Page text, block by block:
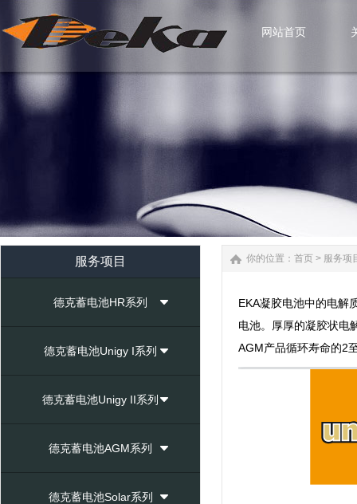
网站首页
服务项目
德克蓄电池HR系列
德克蓄电池Unigy I系列
德克蓄电池Unigy II系列
德克蓄电池AGM系列
德克蓄电池Solar系列
你的位置： 首页 > 服务项
EKA凝胶电池中的电解
电池。厚厚的凝胶状电
AGM产品循环寿命的2